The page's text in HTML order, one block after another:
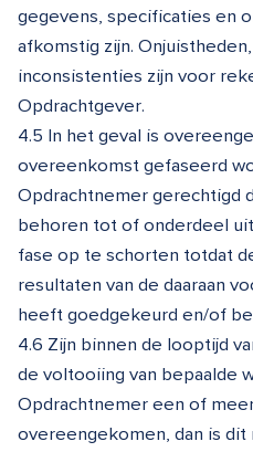
gegevens, specificaties en
afkomstig zijn.
inconsistenties zijn voor
Opdrachtgever.
4.5 In het geval is
overeenkomst gefaseerd
Opdrachtnemer gerechtigd
behoren tot of onderdeel
fase op te schorten totdat
resultaten van de daaraan
heeft goedgekeurd en/of
4.6 Zijn binnen de looptijd
de voltooiing van bepaalde
Opdrachtnemer een of
overeengekomen, dan is